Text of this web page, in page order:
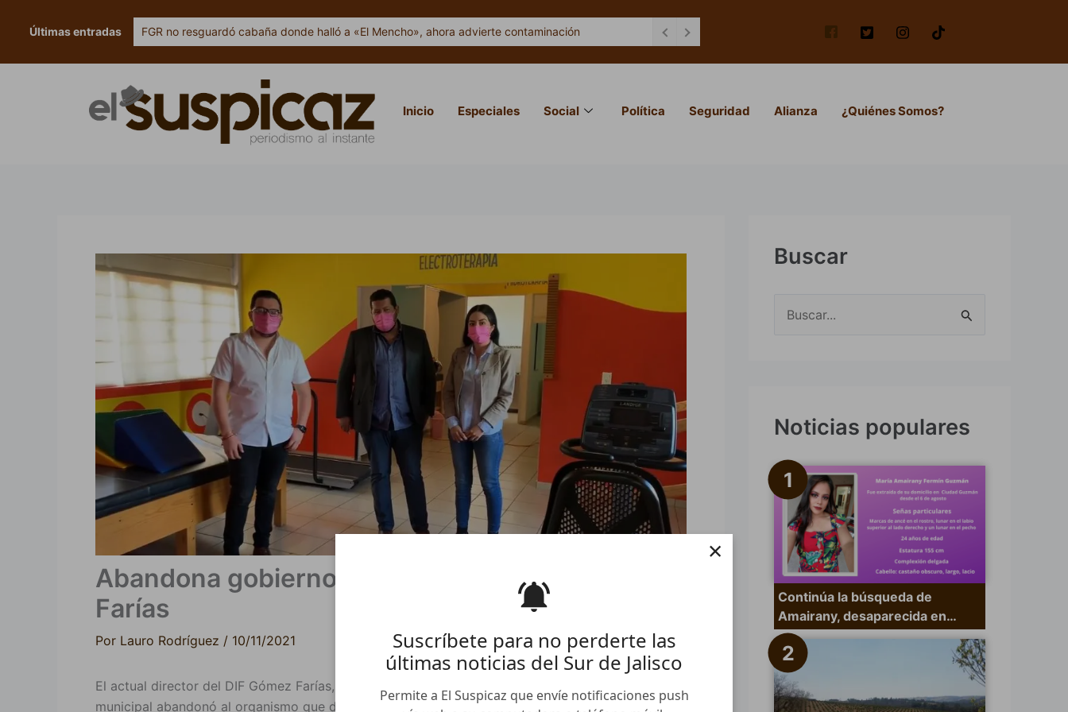
Suscríbete para no perderte las
últimas noticias del Sur de Jalisco
Permite a El Suspicaz que envíe notificaciones push
×
Últimas entradas FGR no resguardó cabaña donde halló a «El Mencho», ahora advierte contaminación
Inicio Especiales Social Política Seguridad Alianza ¿Quiénes Somos?
Abandona gobierno municipal al DIF Gómez
Farías
Por Lauro Rodríguez / 10/11/2021
El actual director del DIF Gómez Farías, Walter Ari Herrera Morales, denunció que el gobierno
municipal abandonó al organismo que dirige.
Buscar
a
p
o
Noticias populares
Continúa la búsqueda de
Amairany, desaparecida en…